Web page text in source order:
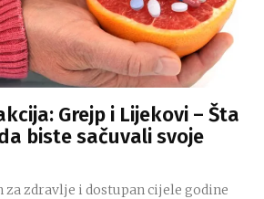
Grejp i Lijekovi – Šta
biste sačuvali svoje
za zdravlje i dostupan cijele godine